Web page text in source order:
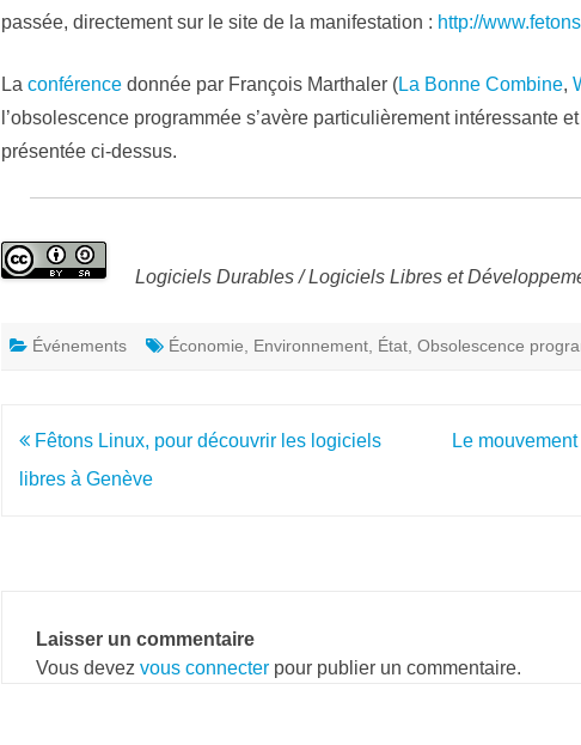
passée, directement sur le site de la manifestation : http://
Laconférence donnée par François Marthaler (La Bonne Combine,
l’obsolescence programmée s’avère particulièrement intéressante
présentée ci-dessus.
Logiciels Durables / Logiciels Libres et
Événements Économie Environnement État ,Obsolescence
Navigation
de
Fêtons Linux, pour découvrir les logiciels
libres à Genève
Le
Laisser un commentaire
Vous devezvous connecter pour publier un commentaire.